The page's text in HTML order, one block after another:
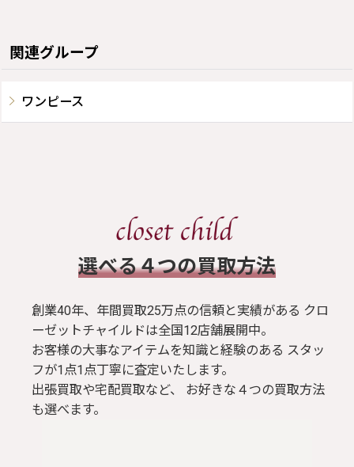
関連グループ
ワンピース
​選べる４つの買取方法
創業40年、年間買取25万点の信頼と実績がある クロ
ーゼットチャイルドは全国12店舗展開中。
お客様の大事なアイテムを知識と経験のある スタッ
フが1点1点丁寧に査定いたします。
出張買取や宅配買取など、 お好きな４つの買取方法
も選べます。